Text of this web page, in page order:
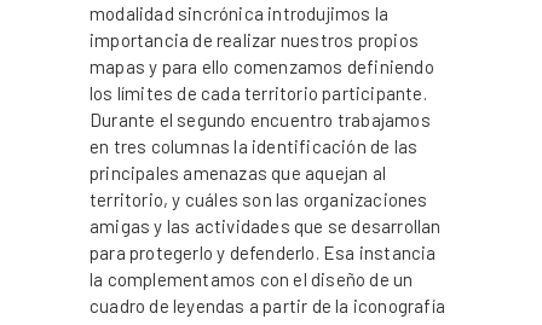
modalidad sincrónica introdujimos la
importancia de realizar nuestros propios
mapas y para ello comenzamos definiendo
los límites de cada territorio participante.
Durante el segundo encuentro trabajamos
en tres columnas la identificación de las
principales amenazas que aquejan al
territorio, y cuáles son las organizaciones
amigas y las actividades que se desarrollan
para protegerlo y defenderlo. Esa instancia
la complementamos con el diseño de un
cuadro de leyendas a partir de la iconografía